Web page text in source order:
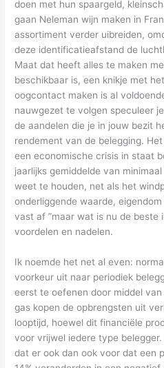
doen met hun spaargeld,
gaan Neleman wijn maken in
assortiment verder uibreiden,
deze identificatieafstand de
Maat dat heeft alles te maken
beschikbaar is, een knikje met
oogcontact maken is al
nauwgezet te volgen speculeer
de aandelen die je in jouw bezit
rendement van de belegging.
een economische crisis in staat
jaarlijks gemiddelde van
weet te houden, net als het
onderliggende waarde,
vast af ”maar wat is nu de beste
voordelen en nadelen.
Ik noemde het net al even:
voorkeur uit naar periodiek
eerst te oefenen door middel
gas kopen de opbrengsten uit
looptijd, hoewel dit financiële
voor vrijwel iedere type
dat er ook dan ook voor dat een